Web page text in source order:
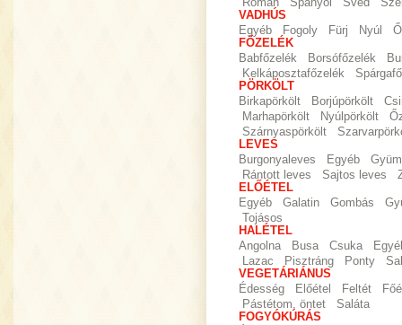
Román Spanyol Svéd
VADHÚS
Egyéb
Fogoly Fürj Nyúl
FŐZELÉK
Babfőzelék
Borsófőzelék
Kelkáposztafőzelék
PÖRKÖLT
Birkapörkölt
Borjúpörkölt
Marhapörkölt
Nyúlpörkölt
Szárnyaspörkölt
LEVES
Burgonyaleves
Egyéb
Rántott leves
Sajtos leves
ELŐÉTEL
Egyéb
Galatin Gombás
Tojásos
HALÉTEL
Angolna
Busa Csuka
Lazac
Pisztráng Ponty
VEGETÁRIÁNUS
Édesség
Előétel Feltét
Pástétom, öntet
Saláta
FOGYÓKÚRÁS